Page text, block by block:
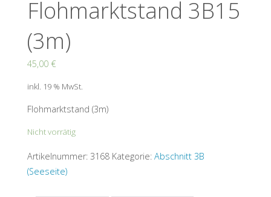
Flohmarktstand 3B15
(3m)
45,00 €
inkl. 19 % MwSt.
Flohmarktstand (3m)
Nicht vorrätig
Artikelnummer: 3168 Kategorie: Abschnitt 3B
(Seeseite)